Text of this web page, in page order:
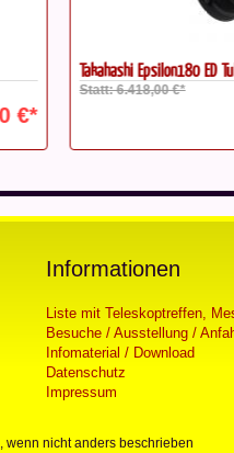
Takahashi Epsilon180 ED Tubus...
Statt: 6.418,00 €*
Informationen
Liste mit Teleskoptreffen,
Besuche / Ausstellung /
Infomaterial / Download
Datenschutz
Impressum
nicht anders beschrieben